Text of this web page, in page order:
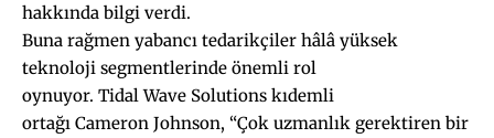
hakkında bilgi verdi.
Buna rağmen yabancı tedarikçiler hâlâ yüksek
teknoloji segmentlerinde önemli rol
oynuyor. Tidal Wave Solutions kıdemli
ortağı Cameron Johnson, “Çok uzmanlık gerektiren bir